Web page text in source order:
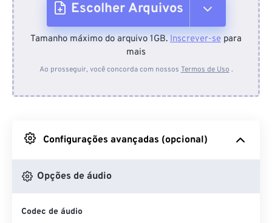
Escolher Arquivos
Do dispositivo
Do Google Drive
Do OneDrive
Tamanho máximo do arquivo 1GB. Inscrever-se para
mais
Ao prosseguir, você concorda com nossos Termos de Uso .
Configurações avançadas (opcional)
Opções de áudio
Codec de áudio